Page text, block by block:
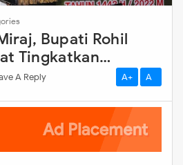
Bupati Rohil
Tingkatkan
A Reply A+ A-